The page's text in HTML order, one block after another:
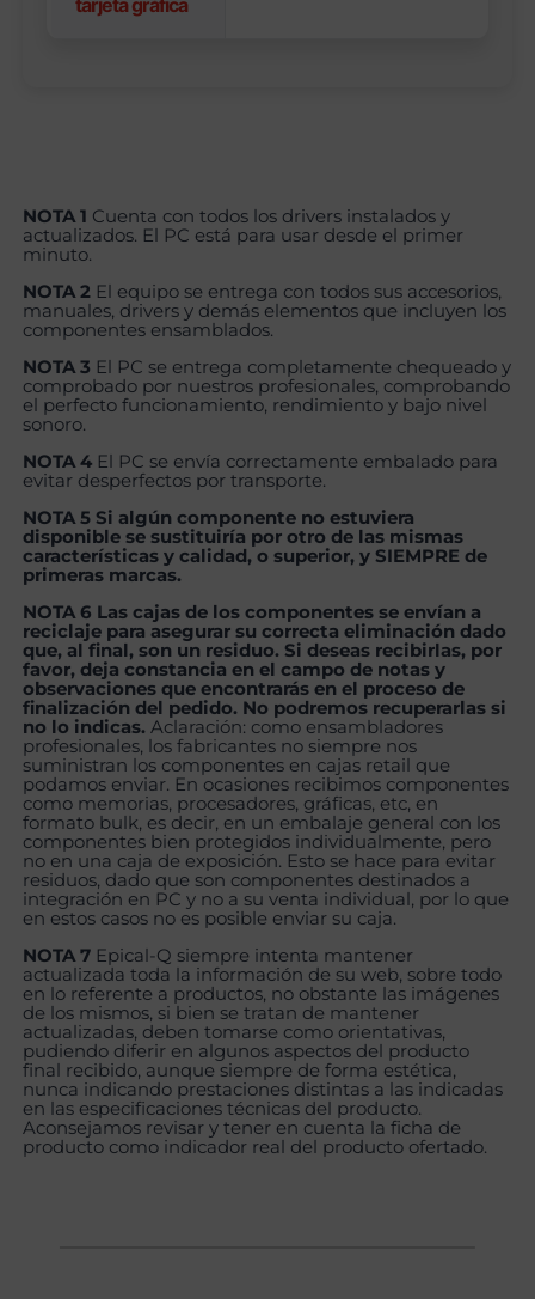
tarjeta gráfica
NOTA 1 Cuenta con todos los drivers instalados y
actualizados. El PC está para usar desde el primer
minuto.
NOTA 2 El equipo se entrega con todos sus accesorios,
manuales, drivers y demás elementos que incluyen los
componentes ensamblados.
NOTA 3 El PC se entrega completamente chequeado y
comprobado por nuestros profesionales, comprobando
el perfecto funcionamiento, rendimiento y bajo nivel
sonoro.
NOTA 4 El PC se envía correctamente embalado para
evitar desperfectos por transporte.
NOTA 5 Si algún componente no estuviera
disponible se sustituiría por otro de las mismas
características y calidad, o superior, y SIEMPRE de
primeras marcas.
NOTA 6 Las cajas de los componentes se envían a
reciclaje para asegurar su correcta eliminación dado
que, al final, son un residuo. Si deseas recibirlas, por
favor, deja constancia en el campo de notas y
observaciones que encontrarás en el proceso de
finalización del pedido. No podremos recuperarlas si
no lo indicas. Aclaración: como ensambladores
profesionales, los fabricantes no siempre nos
suministran los componentes en cajas retail que
podamos enviar. En ocasiones recibimos componentes
como memorias, procesadores, gráficas, etc, en
formato bulk, es decir, en un embalaje general con los
componentes bien protegidos individualmente, pero
no en una caja de exposición. Esto se hace para evitar
residuos, dado que son componentes destinados a
integración en PC y no a su venta individual, por lo que
en estos casos no es posible enviar su caja.
NOTA 7 Epical-Q siempre intenta mantener
actualizada toda la información de su web, sobre todo
en lo referente a productos, no obstante las imágenes
de los mismos, si bien se tratan de mantener
actualizadas, deben tomarse como orientativas,
pudiendo diferir en algunos aspectos del producto
final recibido, aunque siempre de forma estética,
nunca indicando prestaciones distintas a las indicadas
en las especificaciones técnicas del producto.
Aconsejamos revisar y tener en cuenta la ficha de
producto como indicador real del producto ofertado.